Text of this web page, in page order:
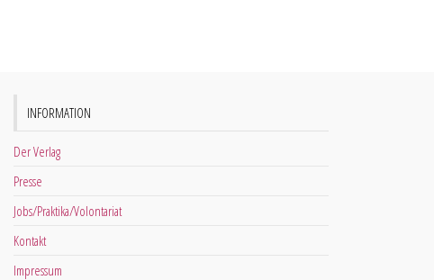
INFORMATION
Der Verlag
Presse
Jobs/Praktika/Volontariat
Kontakt
Impressum